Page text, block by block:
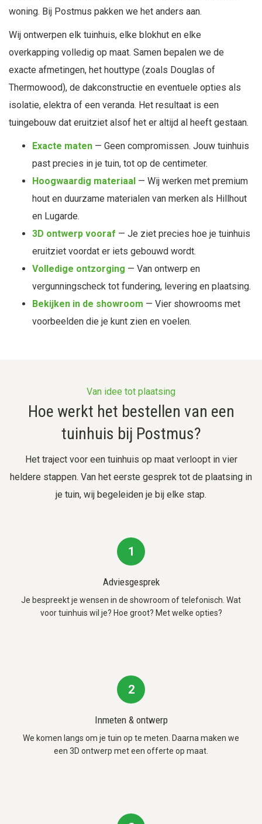
woning. Bij Postmus pakken we het anders aan.
Wij ontwerpen elk tuinhuis, elke blokhut en elke
overkapping volledig op maat. Samen bepalen we de
exacte afmetingen, het houttype (zoals Douglas of
Thermowood), de dakconstructie en eventuele opties als
isolatie, elektra of een veranda. Het resultaat is een
tuingebouw dat eruitziet alsof het er altijd al heeft gestaan.
Exacte maten — Geen compromissen. Jouw tuinhuis
past precies in je tuin, tot op de centimeter.
Hoogwaardig materiaal — Wij werken met premium
hout en duurzame materialen van merken als Hillhout
en Lugarde.
3D ontwerp vooraf — Je ziet precies hoe je tuinhuis
eruitziet voordat er iets gebouwd wordt.
Volledige ontzorging — Van ontwerp en
vergunningscheck tot fundering, levering en plaatsing.
Bekijken in de showroom — Vier showrooms met
voorbeelden die je kunt zien en voelen.
Van idee tot plaatsing
Hoe werkt het bestellen van een
tuinhuis bij Postmus?
Het traject voor een tuinhuis op maat verloopt in vier
heldere stappen. Van het eerste gesprek tot de plaatsing in
je tuin, wij begeleiden je bij elke stap.
1
Adviesgesprek
Je bespreekt je wensen in de showroom of telefonisch. Wat
voor tuinhuis wil je? Hoe groot? Met welke opties?
2
Inmeten & ontwerp
We komen langs om je tuin op te meten. Daarna maken we
een 3D ontwerp met een offerte op maat.